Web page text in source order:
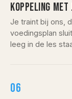
KOPPELING MET
Je traint bij ons,
voedingsplan
leeg in de les
06